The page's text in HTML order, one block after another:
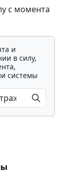
с момента
и
в силу,
системы